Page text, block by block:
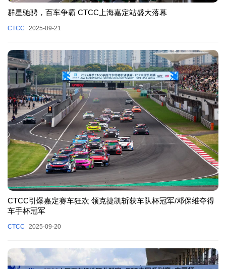
群星驰骋，百车争霸 CTCC上海嘉定站盛大落幕
CTCC 2025-09-21
CTCC引爆嘉定赛车狂欢 领克捷凯斩获车队杯冠军/邓保维夺得
车手杯冠军
CTCC 2025-09-20